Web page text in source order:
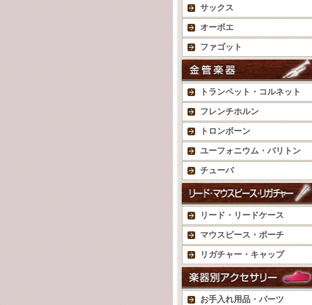
サックス
オーボエ
ファゴット
トランペット・コルネット
フレンチホルン
トロンボーン
ユーフォニウム・バリトン
チューバ
リード・リードケース
マウスピース・ポーチ
リガチャー・キャップ
お手入れ用品・パーツ